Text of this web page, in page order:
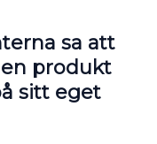
sa att
produkt
sitt eget